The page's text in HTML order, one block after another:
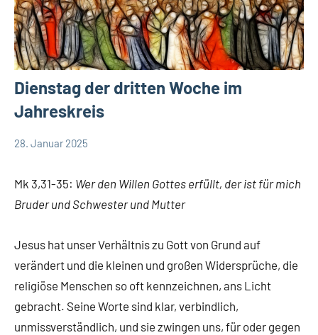
Dienstag der dritten Woche im
Jahreskreis
28. Januar 2025
Mk 3,31-35: Wer den Willen Gottes erfüllt, der ist für mich
Bruder und Schwester und Mutter
Jesus hat unser Verhältnis zu Gott von Grund auf
verändert und die kleinen und großen Widersprüche, die
religiöse Menschen so oft kennzeichnen, ans Licht
gebracht. Seine Worte sind klar, verbindlich,
unmissverständlich, und sie zwingen uns, für oder gegen